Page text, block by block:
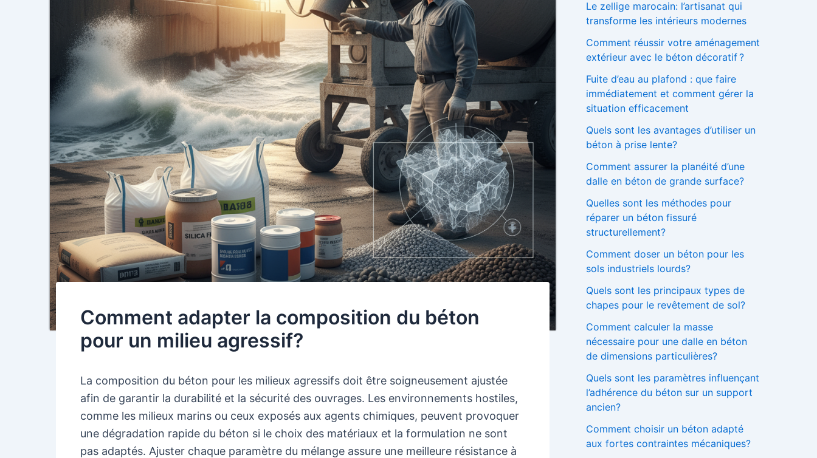
Comment adapter la composition du béton
pour un milieu agressif?
La composition du béton pour les milieux agressifs doit être soigneusement ajustée
afin de garantir la durabilité et la sécurité des ouvrages. Les environnements hostiles,
comme les milieux marins ou ceux exposés aux agents chimiques, peuvent provoquer
une dégradation rapide du béton si le choix des matériaux et la formulation ne sont
pas adaptés. Ajuster chaque paramètre du mélange assure une meilleure résistance à
h
e
:
Le zellige marocain: l’artisanat qui
transforme les intérieurs modernes
Comment réussir votre aménagement
extérieur avec le béton décoratif ?
Fuite d’eau au plafond : que faire
immédiatement et comment gérer la
situation efficacement
Quels sont les avantages d’utiliser un
béton à prise lente?
Comment assurer la planéité d’une
dalle en béton de grande surface?
Quelles sont les méthodes pour
réparer un béton fissuré
structurellement?
Comment doser un béton pour les
sols industriels lourds?
Quels sont les principaux types de
chapes pour le revêtement de sol?
Comment calculer la masse
nécessaire pour une dalle en béton
de dimensions particulières?
Quels sont les paramètres influençant
l’adhérence du béton sur un support
ancien?
Comment choisir un béton adapté
aux fortes contraintes mécaniques?